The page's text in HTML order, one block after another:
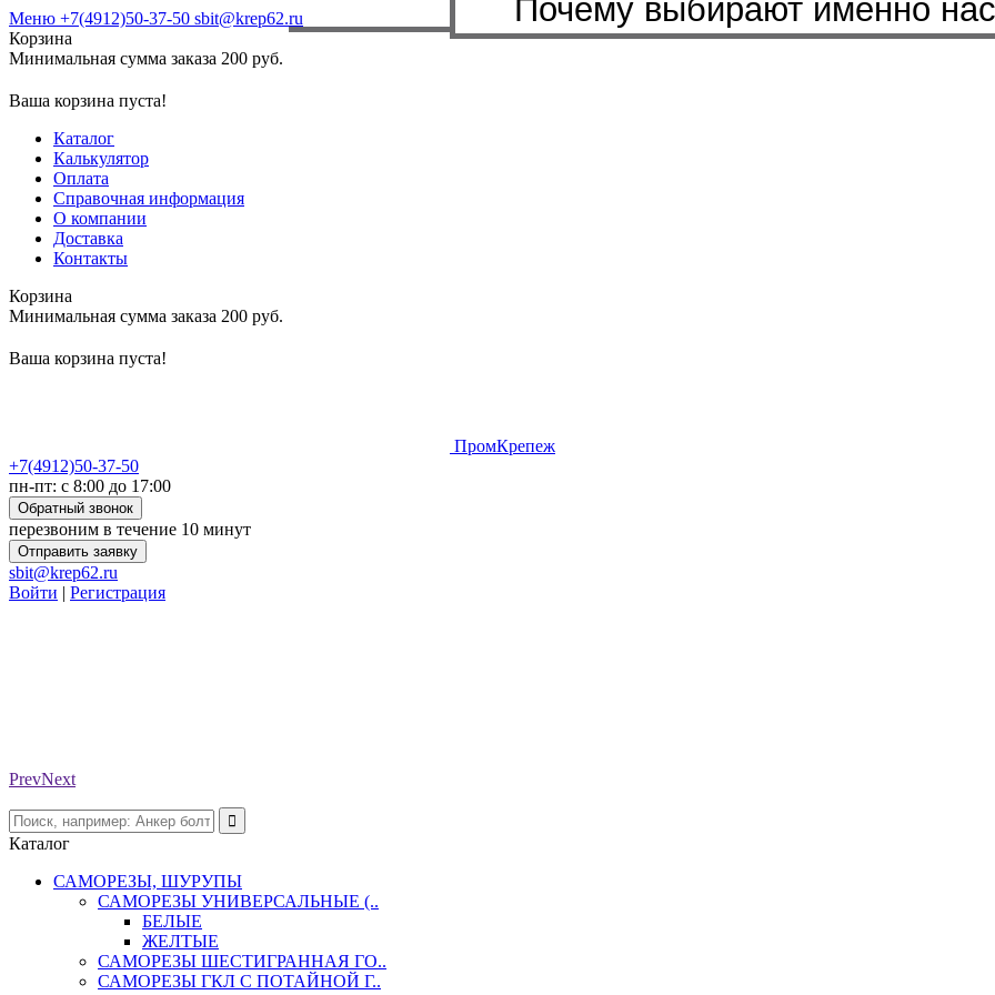
Меню +7(4912)50-37-50 sbit@krep62.ru
Корзина
Минимальная сумма заказа 200 руб.
Ваша корзина пуста!
Каталог
Калькулятор
Оплата
Справочная информация
О компании
Доставка
Контакты
Корзина
Минимальная сумма заказа 200 руб.
Ваша корзина пуста!
ПромКрепеж
+7(4912)50-37-50
пн-пт: с 8:00 до 17:00
Обратный звонок
перезвоним в течение 10 минут
Отправить заявку
sbit@krep62.ru
Войти | Регистрация
PrevNext
Каталог
САМОРЕЗЫ, ШУРУПЫ
САМОРЕЗЫ УНИВЕРСАЛЬНЫЕ (..
БЕЛЫЕ
ЖЕЛТЫЕ
САМОРЕЗЫ ШЕСТИГРАННАЯ ГО..
САМОРЕЗЫ ГКЛ С ПОТАЙНОЙ Г..
Почему выбирают именно